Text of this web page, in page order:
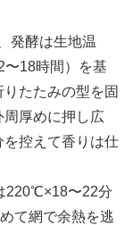
発酵は生地温
18時間）を基
たたみの型を固
周厚めに押し広
控えて香りは仕
220℃×18〜22分
て網で余熱を逃